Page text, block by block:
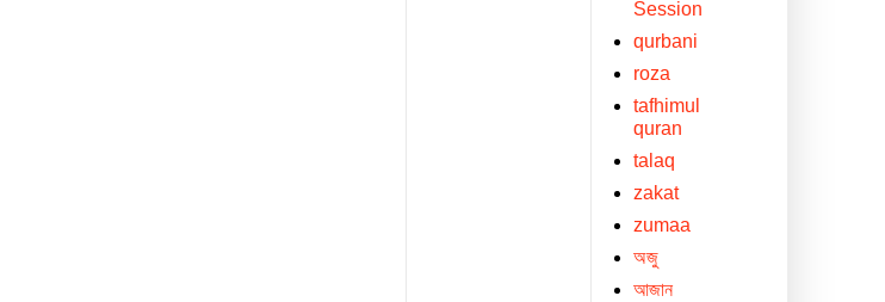
Session
qurbani
roza
tafhimul
quran
talaq
zakat
zumaa
অজু
আজান